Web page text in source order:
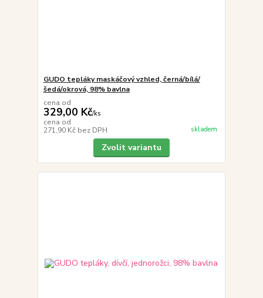
GUDO tepláky maskáčový vzhled, černá/bílá/
šedá/okrová, 98% bavlna
cena od
329,00 Kč/ks
cena od
271,90 Kč bez DPH skladem
Zvolit variantu